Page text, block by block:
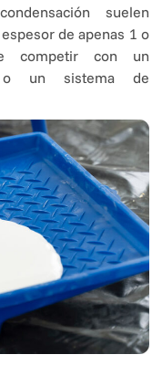
suelen
de apenas 1 o
competir con un
o un sistema de